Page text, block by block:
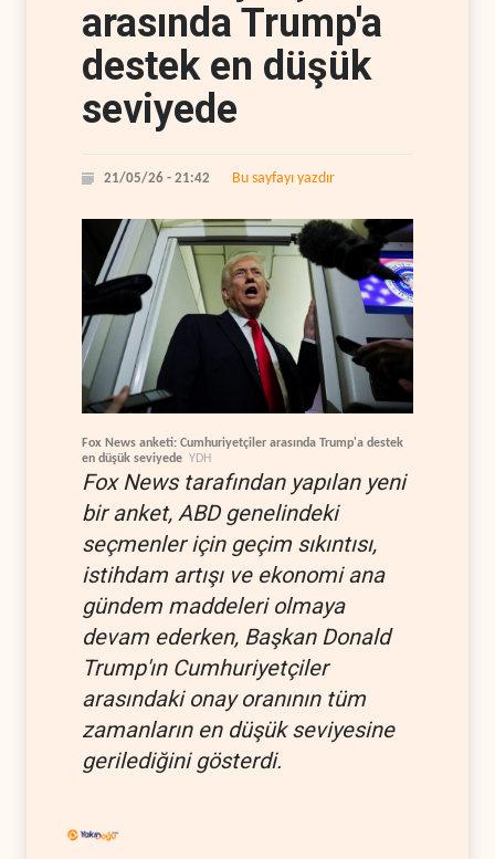
arasında Trump'a
destek en düşük
seviyede
21/05/26 - 21:42 Bu sayfayı yazdır
Fox News anketi: Cumhuriyetçiler arasında Trump'a destek
en düşük seviyede YDH
Fox News tarafından yapılan yeni
bir anket, ABD genelindeki
seçmenler için geçim sıkıntısı,
istihdam artışı ve ekonomi ana
gündem maddeleri olmaya
devam ederken, Başkan Donald
Trump'ın Cumhuriyetçiler
arasındaki onay oranının tüm
zamanların en düşük seviyesine
gerilediğini gösterdi.